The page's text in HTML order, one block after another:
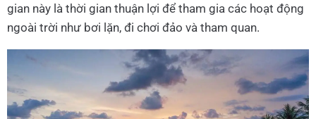
gian này là thời gian thuận lợi để tham gia các hoạt động
ngoài trời như bơi lặn, đi chơi đảo và tham quan.